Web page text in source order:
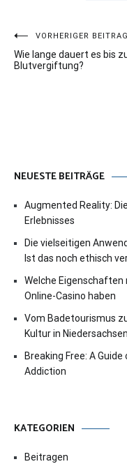
VORHERIGER BEITRAG
Wie lange dauert es bis
Blutvergiftung?
NEUESTE BEITRÄGE
Augmented Reality:
Erlebnisses
Die vielseitigen
Ist das noch ethisch
Welche
Online-Casino haben
Vom Badetourismus
Kultur in Niedersachsen
Breaking Free: A
Addiction
KATEGORIEN
Beitragen